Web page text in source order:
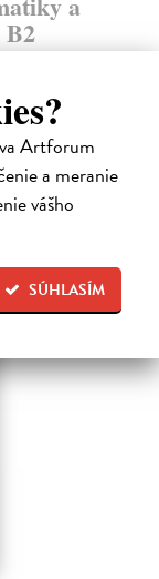
Artforum
a meranie
vášho
SÚHLASÍM
mierne a
je zostavená v
cca. 30 dní.